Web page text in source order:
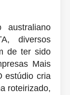
diversos
de ter sido
Mais
estúdio cria
roteirizado,